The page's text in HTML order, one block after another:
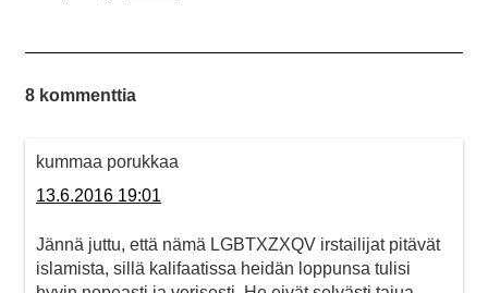
8 kommenttia
kummaa porukkaa
13.6.2016 19:01
Jännä juttu, että nämä LGBTXZXQV irstailijat pitävät
islamista, sillä kalifaatissa heidän loppunsa tulisi